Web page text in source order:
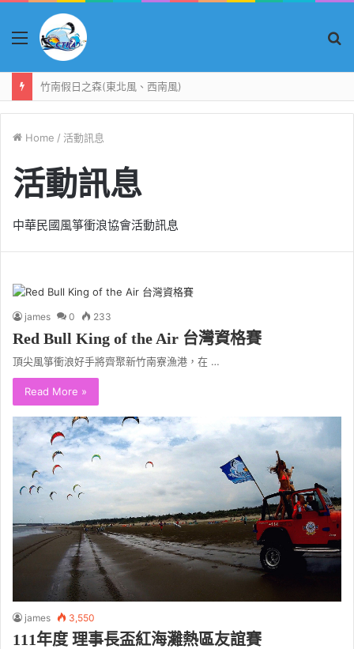
Menu
竹南假日之森(東北風、西南風)
Home / 活動訊息
活動訊息
中華民國風箏衝浪協會活動訊息
james 0 233
Red Bull King of the Air 台灣資格賽
頂尖風箏衝浪好手將齊聚新竹南寮漁港，在 …
Read More »
james 3,550
111年度 理事長盃紅海灘熱區友誼賽